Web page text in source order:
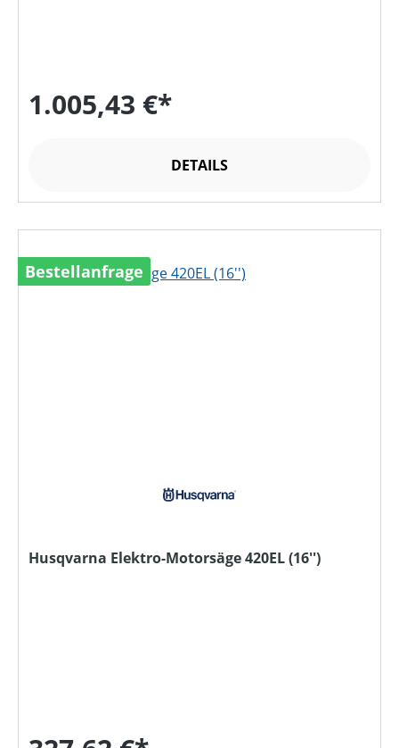
1.005,43 €*
DETAILS
Bestellanfrage
Husqvarna Elektro-Motorsäge 420EL (16'')